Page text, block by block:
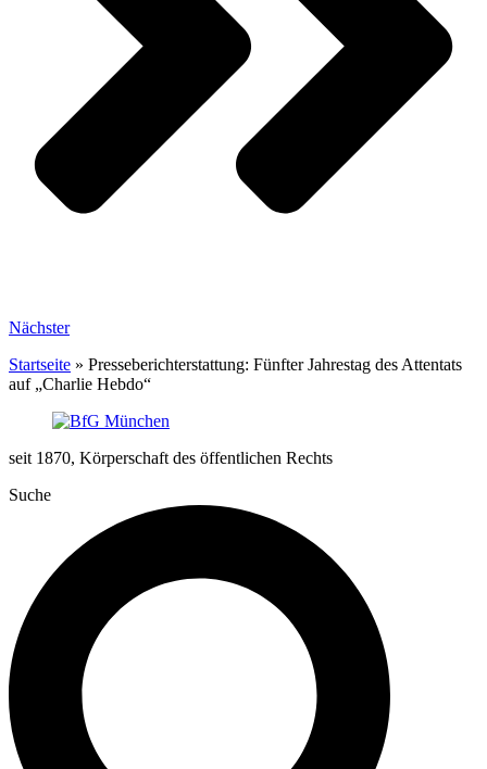
Nächster
Startseite » Presseberichterstattung: Fünfter Jahrestag des Attentats
auf „Charlie Hebdo“
seit 1870, Körperschaft des öffentlichen Rechts
Suche